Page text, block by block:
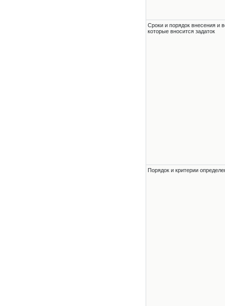
Сроки и порядок внесения и
которые вносится задаток
Порядок и критерии